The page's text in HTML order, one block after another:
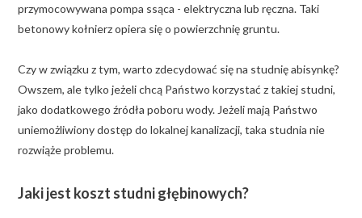
przymocowywana pompa ssąca - elektryczna lub ręczna. Taki
betonowy kołnierz opiera się o powierzchnię gruntu.
Czy w związku z tym, warto zdecydować się na studnię abisynkę?
Owszem, ale tylko jeżeli chcą Państwo korzystać z takiej studni,
jako dodatkowego źródła poboru wody. Jeżeli mają Państwo
uniemożliwiony dostęp do lokalnej kanalizacji, taka studnia nie
rozwiąże problemu.
Jaki jest koszt studni głębinowych?